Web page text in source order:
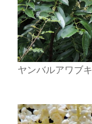
ヤンバルアワブキ